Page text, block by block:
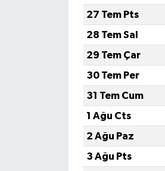
27 Tem Pts
28 Tem Sal
29 Tem Çar
30 Tem Per
31 Tem Cum
1 Ağu Cts
2 Ağu Paz
3 Ağu Pts
AboneHaber Özel